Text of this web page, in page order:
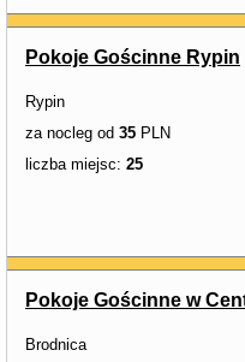
Pokoje Gościnne Rypin
Rypin
za nocleg od 35 PLN
liczba miejsc: 25
Pokoje Gościnne w
Brodnica